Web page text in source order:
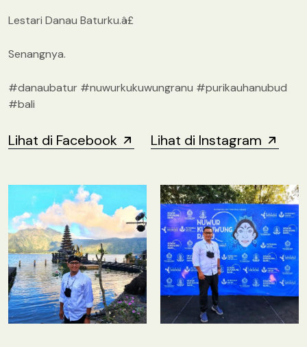
Lestari Danau Baturku.â£
Senangnya.
#danaubatur #nuwurkukuwungranu #purikauhanubud
#bali
Lihat di Facebook Lihat di Instagram